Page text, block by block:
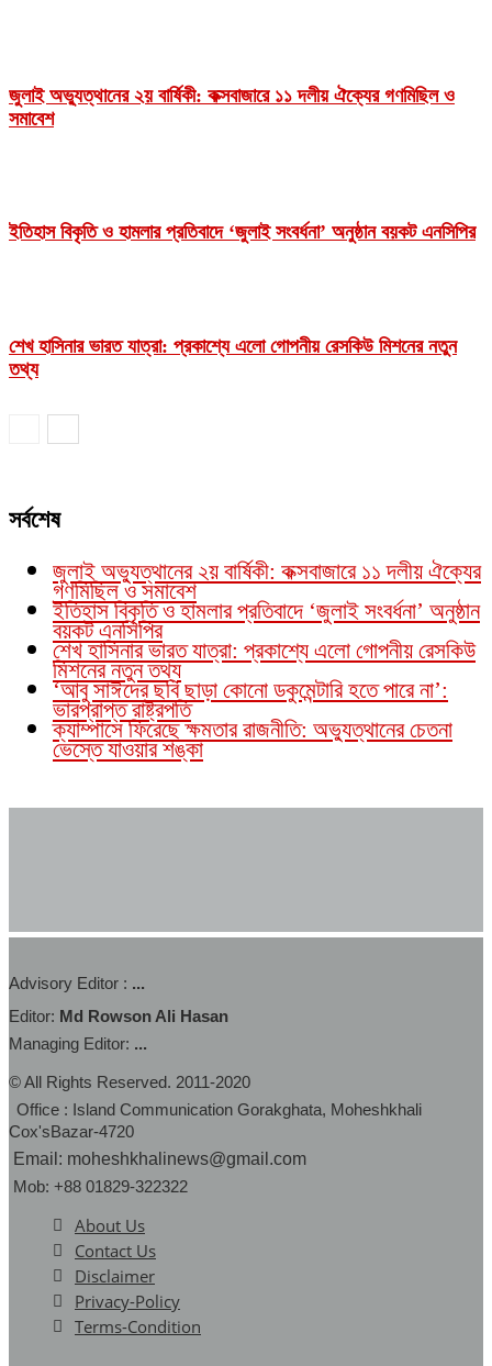
জুলাই অভ্যুত্থানের ২য় বার্ষিকী: কক্সবাজারে ১১ দলীয় ঐক্যের গণমিছিল ও
সমাবেশ
ইতিহাস বিকৃতি ও হামলার প্রতিবাদে ‘জুলাই সংবর্ধনা’ অনুষ্ঠান বয়কট এনসিপির
শেখ হাসিনার ভারত যাত্রা: প্রকাশ্যে এলো গোপনীয় রেসকিউ মিশনের নতুন
তথ্য
সর্বশেষ
জুলাই অভ্যুত্থানের ২য় বার্ষিকী: কক্সবাজারে ১১ দলীয় ঐক্যের
গণমিছিল ও সমাবেশ
ইতিহাস বিকৃতি ও হামলার প্রতিবাদে ‘জুলাই সংবর্ধনা’ অনুষ্ঠান
বয়কট এনসিপির
শেখ হাসিনার ভারত যাত্রা: প্রকাশ্যে এলো গোপনীয় রেসকিউ
মিশনের নতুন তথ্য
‘আবু সাঈদের ছবি ছাড়া কোনো ডকুমেন্টারি হতে পারে না’:
ভারপ্রাপ্ত রাষ্ট্রপতি
ক্যাম্পাসে ফিরেছে ক্ষমতার রাজনীতি: অভ্যুত্থানের চেতনা
ভেস্তে যাওয়ার শঙ্কা
Advisory Editor : ...
Editor: Md Rowson Ali Hasan
Managing Editor: ...
© All Rights Reserved. 2011-2020
Office : Island Communication Gorakghata, Moheshkhali
Cox'sBazar-4720
Email: moheshkhalinews@gmail.com
Mob: +88 01829-322322
About Us
Contact Us
Disclaimer
Privacy-Policy
Terms-Condition